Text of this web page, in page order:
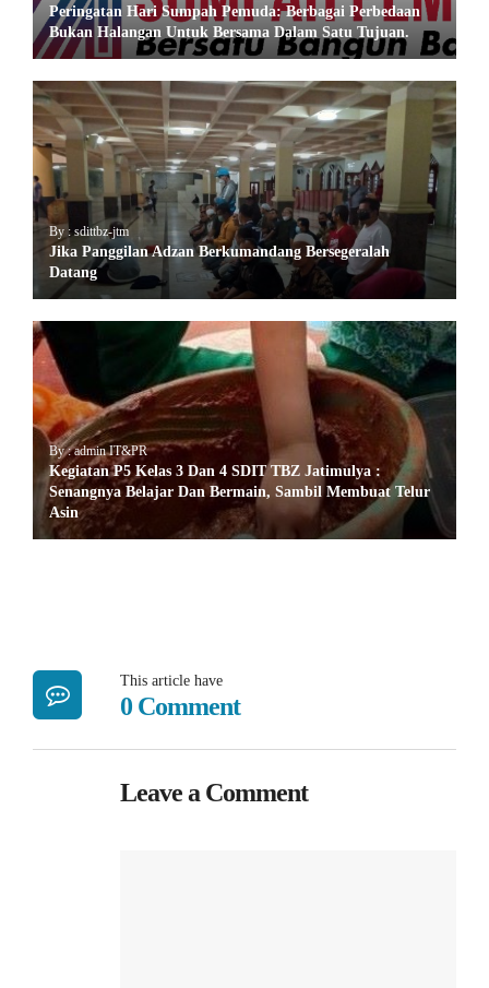
Peringatan Hari Sumpah Pemuda: Berbagai Perbedaan
Bukan Halangan Untuk Bersama Dalam Satu Tujuan.
By : sdittbz-jtm
Jika Panggilan Adzan Berkumandang Bersegeralah
Datang
By : admin IT&PR
Kegiatan P5 Kelas 3 Dan 4 SDIT TBZ Jatimulya :
Senangnya Belajar Dan Bermain, Sambil Membuat Telur
Asin
This article have
0 Comment
Leave a Comment